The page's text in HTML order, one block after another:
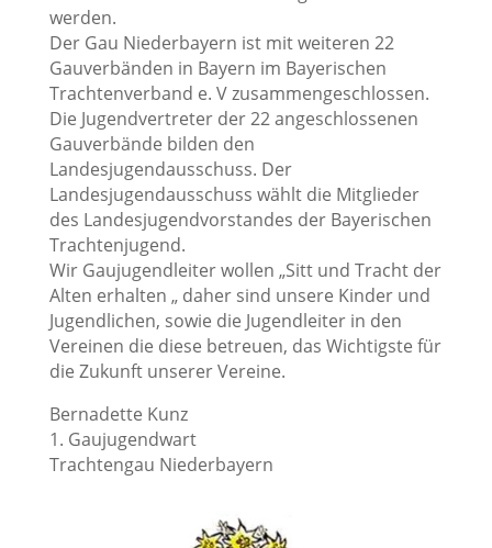
werden.
Der Gau Niederbayern ist mit weiteren 22
Gauverbänden in Bayern im Bayerischen
Trachtenverband e. V zusammengeschlossen.
Die Jugendvertreter der 22 angeschlossenen
Gauverbände bilden den
Landesjugendausschuss. Der
Landesjugendausschuss wählt die Mitglieder
des Landesjugendvorstandes der Bayerischen
Trachtenjugend.
Wir Gaujugendleiter wollen „Sitt und Tracht der
Alten erhalten „ daher sind unsere Kinder und
Jugendlichen, sowie die Jugendleiter in den
Vereinen die diese betreuen, das Wichtigste für
die Zukunft unserer Vereine.
Bernadette Kunz
1. Gaujugendwart
Trachtengau Niederbayern